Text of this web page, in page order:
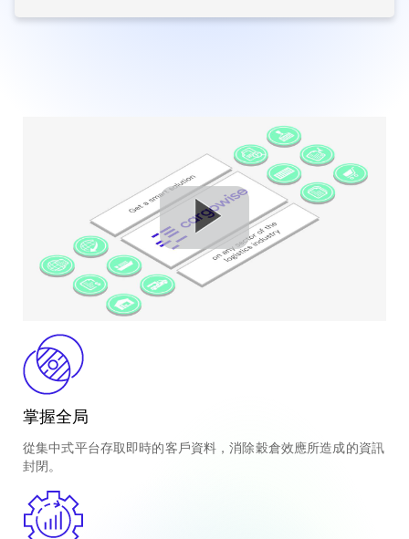
掌握全局
從集中式平台存取即時的客戶資料，消除穀倉效應所造成的資訊
封閉。